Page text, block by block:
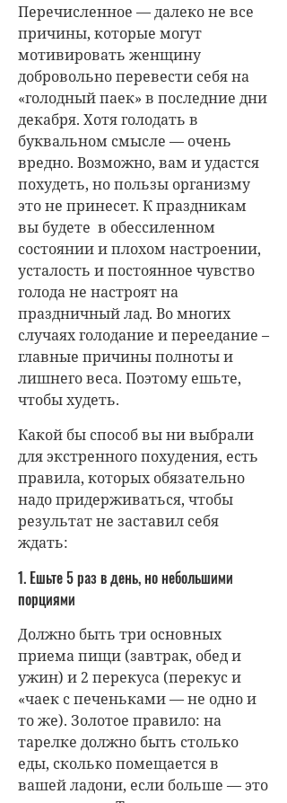
Перечисленное — далеко не все
причины, которые могут
мотивировать женщину
добровольно перевести себя на
«голодный паек» в последние дни
декабря. Хотя голодать в
буквальном смысле — очень
вредно. Возможно, вам и удастся
похудеть, но пользы организму
это не принесет. К праздникам
вы будете в обессиленном
состоянии и плохом настроении,
усталость и постоянное чувство
голода не настроят на
праздничный лад. Во многих
случаях голодание и переедание –
главные причины полноты и
лишнего веса. Поэтому ешьте,
чтобы худеть.
Какой бы способ вы ни выбрали
для экстренного похудения, есть
правила, которых обязательно
надо придерживаться, чтобы
результат не заставил себя
ждать:
1. Ешьте 5 раз в день, но небольшими
порциями
Должно быть три основных
приема пищи (завтрак, обед и
ужин) и 2 перекуса (перекус и
«чаек с печеньками — не одно и
то же). Золотое правило: на
тарелке должно быть столько
еды, сколько помещается в
вашей ладони, если больше — это